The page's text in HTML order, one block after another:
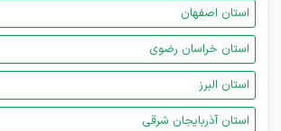
استان اصفهان
استان خراسان رضوی
استان البرز
استان آذربایجان شرقی